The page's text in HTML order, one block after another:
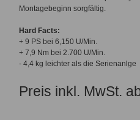
Montagebeginn sorgfältig.
Hard Facts:
+ 9 PS bei 6,150 U/Min.
+ 7,9 Nm bei 2.700 U/Min.
- 4,4 kg leichter als die Serienanlge
Preis inkl. MwSt.